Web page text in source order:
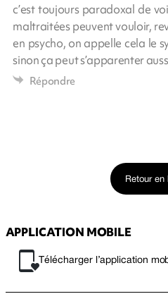
c’est toujours paradoxal de
maltraitées peuvent vouloir,
en psycho, on appelle cela le
sinon ça peut s’apparenter
Répondre
Retour en
APPLICATION MOBILE
Télécharger l’application